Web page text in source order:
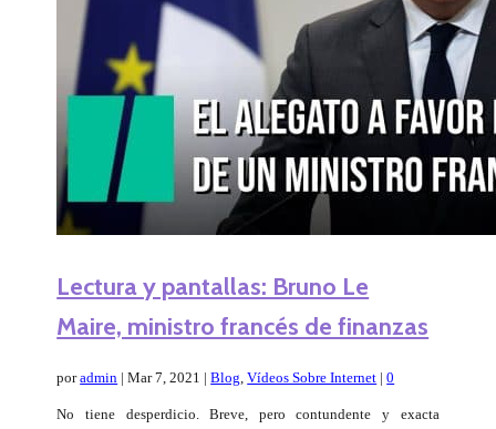
Lectura y pantallas: Bruno Le
Maire, ministro francés de finanzas
poradmin |Mar 7, 2021 |Blog,Vídeos Sobre Internet |0
No tiene desperdicio. Breve, pero contundente y exacta